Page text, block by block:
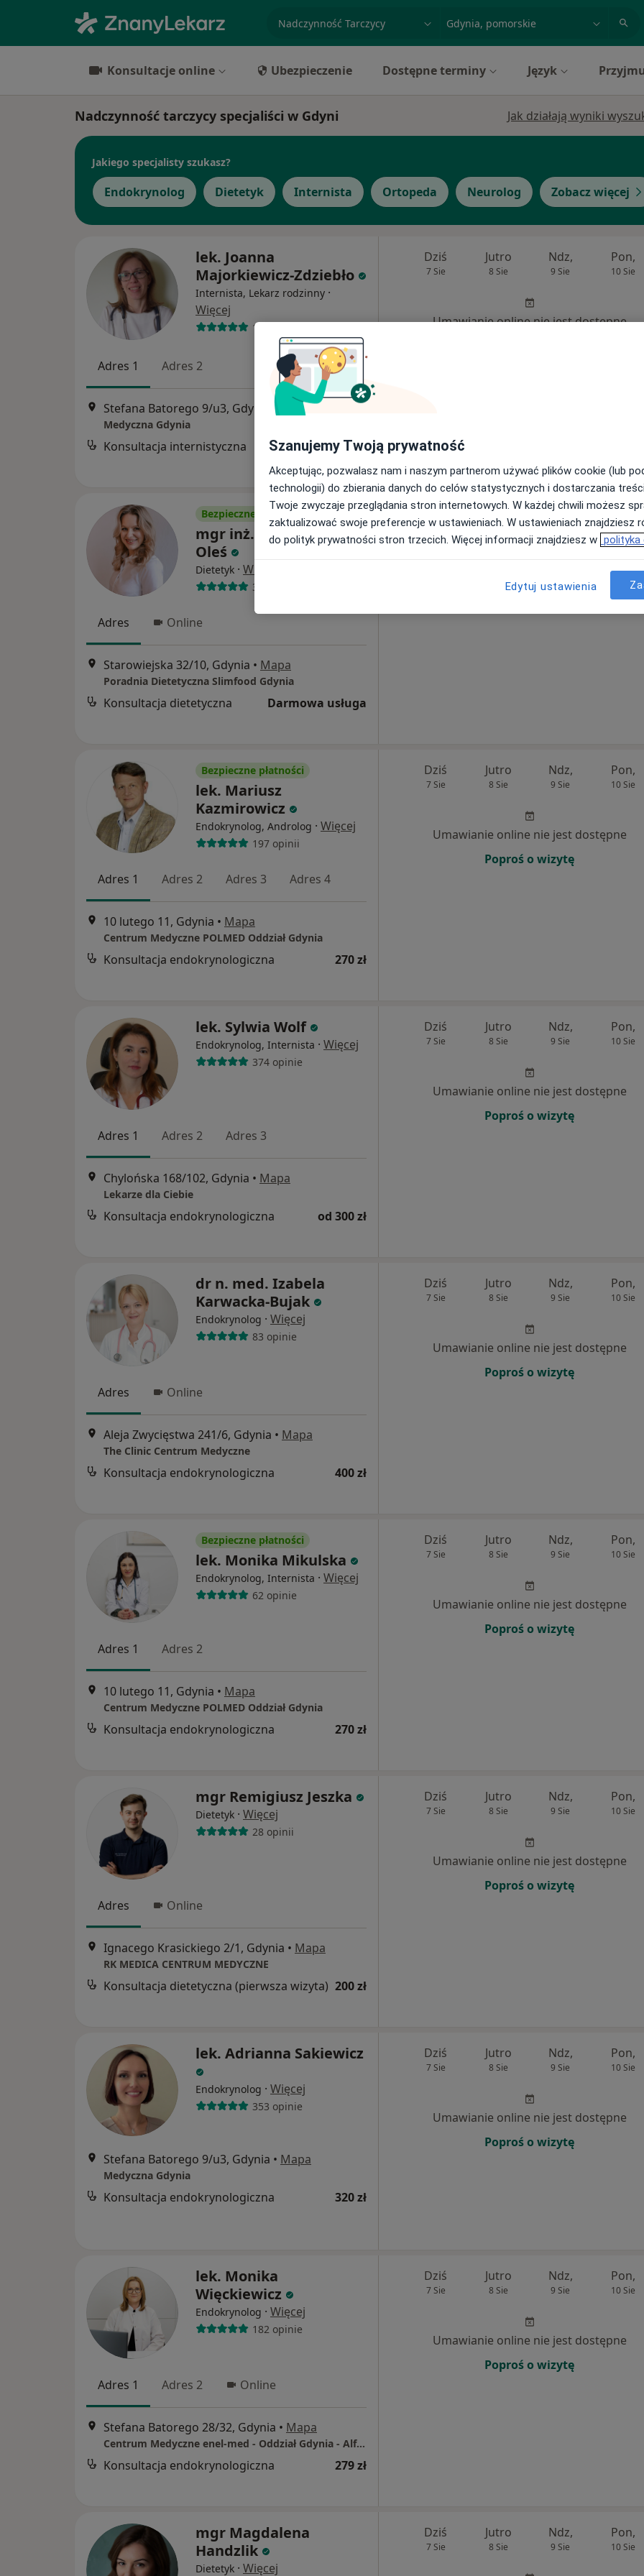
specjalizacja, badanie lub nazwisko
Konsultacje online Ubezpieczenie Dostępne terminy Język
Nadczynność tarczycy specjaliści w Gdyni Jak działają wyniki
Jakiego specjalisty szukasz?
Endokrynolog Dietetyk Internista Ortopeda Neurolog Zobacz więcej
lek. Joanna
Majorkiewicz-Zdziebło
Internista, Lekarz rodzinny ·
Więcej
107 opinii
Adres 1 Adres 2
Stefana Batorego 9/u3, Gdynia • Mapa
Medyczna Gdynia
Konsultacja internistyczna 260 zł
Dziś
7 Sie
Jutro
8 Sie
Ndz,
9 Sie
Pon,
10 Sie
Umawianie online nie jest dostępne
Bezpieczne płatności
mgr inż. Magdalena
Oleś
Dietetyk · Więcej
379 opinii
Adres Online
Starowiejska 32/10, Gdynia • Mapa
Poradnia Dietetyczna Slimfood Gdynia
Konsultacja dietetyczna Darmowa usługa
Dziś
7 Sie
Jutro
8 Sie
Ndz,
9 Sie
Pon,
10 Sie
Bezpieczne płatności
lek. Mariusz
Kazmirowicz
Endokrynolog, Androlog · Więcej
197 opinii
Adres 1 Adres 2 Adres 3 Adres 4
10 lutego 11, Gdynia • Mapa
Centrum Medyczne POLMED Oddział Gdynia
Konsultacja endokrynologiczna 270 zł
Dziś
7 Sie
Jutro
8 Sie
Ndz,
9 Sie
Pon,
10 Sie
Umawianie online nie jest dostępne
Poproś o wizytę
lek. Sylwia Wolf
Endokrynolog, Internista · Więcej
374 opinie
Adres 1 Adres 2 Adres 3
Chylońska 168/102, Gdynia • Mapa
Lekarze dla Ciebie
Konsultacja endokrynologiczna od 300 zł
Dziś
7 Sie
Jutro
8 Sie
Ndz,
9 Sie
Pon,
10 Sie
Umawianie online nie jest dostępne
Poproś o wizytę
dr n. med. Izabela
Karwacka-Bujak
Endokrynolog · Więcej
83 opinie
Adres Online
Aleja Zwycięstwa 241/6, Gdynia • Mapa
The Clinic Centrum Medyczne
Konsultacja endokrynologiczna 400 zł
Dziś
7 Sie
Jutro
8 Sie
Ndz,
9 Sie
Pon,
10 Sie
Umawianie online nie jest dostępne
Poproś o wizytę
Bezpieczne płatności
lek. Monika Mikulska
Endokrynolog, Internista · Więcej
62 opinie
Adres 1 Adres 2
10 lutego 11, Gdynia • Mapa
Centrum Medyczne POLMED Oddział Gdynia
Konsultacja endokrynologiczna 270 zł
Dziś
7 Sie
Jutro
8 Sie
Ndz,
9 Sie
Pon,
10 Sie
Umawianie online nie jest dostępne
Poproś o wizytę
mgr Remigiusz Jeszka
Dietetyk · Więcej
28 opinii
Adres Online
Ignacego Krasickiego 2/1, Gdynia • Mapa
RK MEDICA CENTRUM MEDYCZNE
Konsultacja dietetyczna (pierwsza wizyta) 200 zł
Dziś
7 Sie
Jutro
8 Sie
Ndz,
9 Sie
Pon,
10 Sie
Umawianie online nie jest dostępne
Poproś o wizytę
lek. Adrianna Sakiewicz
Endokrynolog · Więcej
353 opinie
Stefana Batorego 9/u3, Gdynia • Mapa
Medyczna Gdynia
Konsultacja endokrynologiczna 320 zł
Dziś
7 Sie
Jutro
8 Sie
Ndz,
9 Sie
Pon,
10 Sie
Umawianie online nie jest dostępne
Poproś o wizytę
lek. Monika
Więckiewicz
Endokrynolog · Więcej
182 opinie
Adres 1 Adres 2 Online
Stefana Batorego 28/32, Gdynia • Mapa
Centrum Medyczne enel-med - Oddział Gdynia - Alfa Plaza
Konsultacja endokrynologiczna 279 zł
Dziś
7 Sie
Jutro
8 Sie
Ndz,
9 Sie
Pon,
10 Sie
Umawianie online nie jest dostępne
Poproś o wizytę
mgr Magdalena
Handzlik
Dietetyk · Więcej
Dziś
7 Sie
Jutro
8 Sie
Ndz,
9 Sie
Pon,
10 Sie
Szanujemy Twoją prywatność
Akceptując, pozwalasz nam i naszym partnerom używać plików cookie (lub
technologii) do zbierania danych do celów statystycznych i dostarczania
Twoje zwyczaje przeglądania stron internetowych. W każdej chwili możesz
zaktualizować swoje preferencje w ustawieniach. W ustawieniach znajdziesz
do polityk prywatności stron trzecich. Więcej informacji znajdziesz w polityka
Edytuj ustawienia